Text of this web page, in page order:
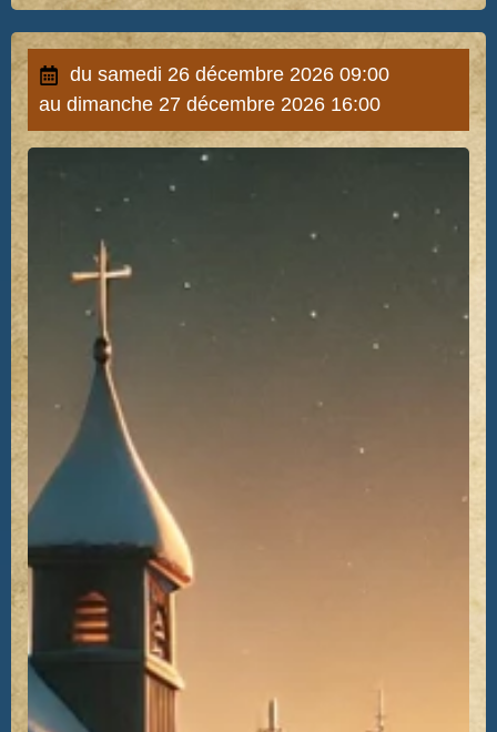
du samedi 26 décembre 2026 09:00
au dimanche 27 décembre 2026 16:00